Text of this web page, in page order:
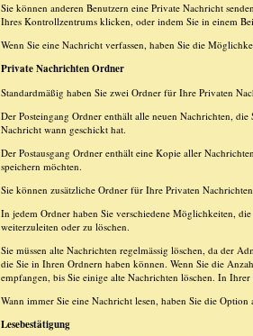
Sie können anderen Benutzern eine Private Nachricht
Ihres Kontrollzentrums klicken, oder indem Sie in einem
Wenn Sie eine Nachricht verfassen, haben Sie die
Private Nachrichten Ordner
Standardmäßig haben Sie zwei Ordner für Ihre Privaten
Der Posteingang Ordner enthält alle neuen Nachrichten,
Nachricht wann geschickt hat.
Der Postausgang Ordner enthält eine Kopie aller
speichern möchten.
Sie können zusätzliche Ordner für Ihre Privaten
In jedem Ordner haben Sie verschiedene Möglichkeiten,
weiterzuleiten oder zu löschen.
Sie müssen alte Nachrichten regelmässig löschen, da der
die Sie in Ihren Ordnern haben können. Wenn Sie die
empfangen, bis Sie einige alte Nachrichten löschen. In
Wann immer Sie eine Nachricht lesen, haben Sie die
Lesebestätigung